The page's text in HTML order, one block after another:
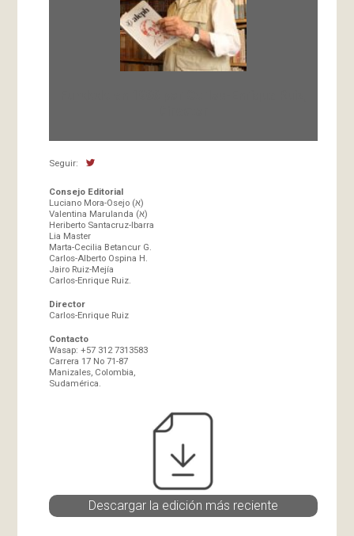
Seguir:
Consejo Editorial
Luciano Mora-Osejo (א)
Valentina Marulanda (א)
Heriberto Santacruz-Ibarra
Lia Master
Marta-Cecilia Betancur G.
Carlos-Alberto Ospina H.
Jairo Ruiz-Mejía
Carlos-Enrique Ruiz.
Director
Carlos-Enrique Ruiz
Contacto
Wasap: +57 312 7313583
Carrera 17 No 71-87
Manizales, Colombia,
Sudamérica.
Descargar la edición más reciente